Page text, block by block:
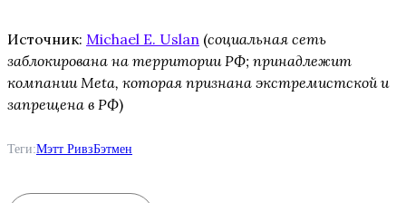
Источник: Michael E. Uslan (социальная сеть
заблокирована на территории РФ; принадлежит
компании Meta, которая признана экстремистской и
запрещена в РФ)
Теги:Мэтт РивзБэтмен